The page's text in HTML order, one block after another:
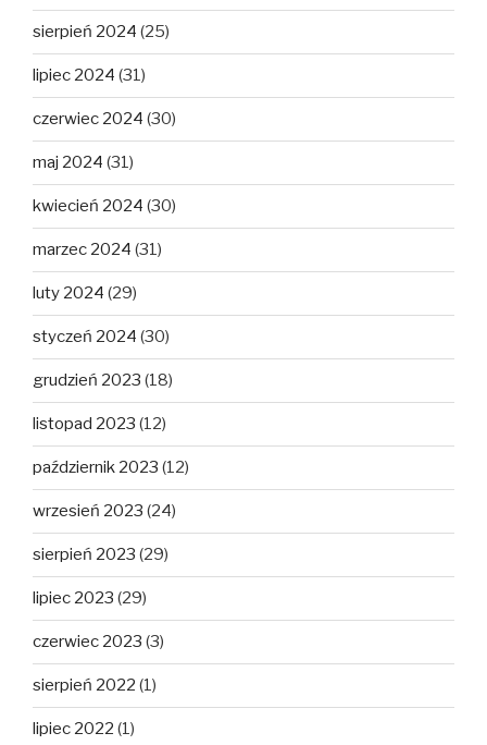
sierpień 2024 (25)
lipiec 2024 (31)
czerwiec 2024 (30)
maj 2024 (31)
kwiecień 2024 (30)
marzec 2024 (31)
luty 2024 (29)
styczeń 2024 (30)
grudzień 2023 (18)
listopad 2023 (12)
październik 2023 (12)
wrzesień 2023 (24)
sierpień 2023 (29)
lipiec 2023 (29)
czerwiec 2023 (3)
sierpień 2022 (1)
lipiec 2022 (1)